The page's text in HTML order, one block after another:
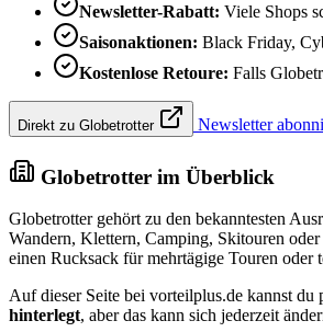
Newsletter-Rabatt: Viele Shops
Saisonaktionen: Black Friday,
Kostenlose Retoure: Falls
Direkt zu Globetrotter Newsletter
Globetrotter im Überblick
Globetrotter gehört zu den bekanntesten
Wandern, Klettern, Camping, Skitouren
einen Rucksack für mehrtägige Touren oder
Auf dieser Seite bei vorteilplus.de kannst
hinterlegt, aber das kann sich jederzeit